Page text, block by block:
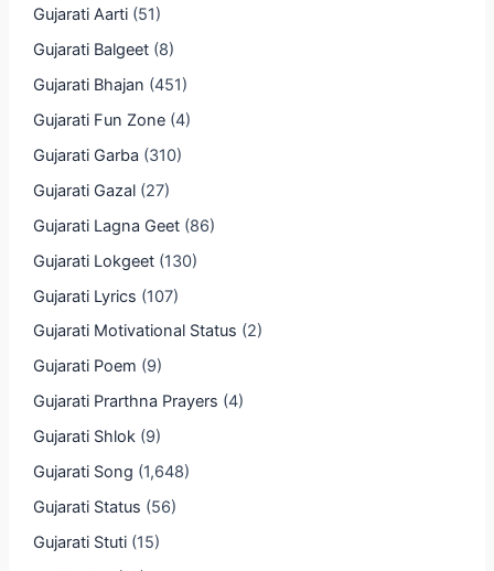
Gujarati Aarti(51)
Gujarati Balgeet(8)
Gujarati Bhajan (451)
Gujarati Fun Zone(4)
Gujarati Garba (310)
Gujarati Gazal(27)
Gujarati Lagna Geet(86)
Gujarati Lokgeet(130)
Gujarati Lyrics (107)
Gujarati Motivational Status (2)
Gujarati Poem (9)
Gujarati Prarthna Prayers (4)
Gujarati Shlok(9)
Gujarati Song (1,648)
Gujarati Status (56)
Gujarati Stuti(15)